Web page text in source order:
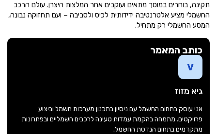
תקינה, בוחרים במוסך מתאים ועוקבים אחר המלצות היצרן. עולם הרכב
החשמלי מציע אלטרנטיבה ידידותית לכיס ולסביבה – ועם תחזוקה נבונה,
המסע החשמלי רק מתחיל.
כותב המאמר
גיא מזוז
אני עוסק בתחום החשמל עם ניסיון בתכנון מערכות חשמל וביצוע
פרויקטים. מתמחה בהקמת עמדות טעינה לרכבים חשמליים ובפתרונות
מתקדמים בתחום הנדסת החשמל.